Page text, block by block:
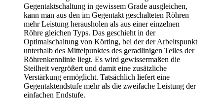
Gegentaktschaltung in gewissem Grade ausgleichen,
kann man aus den im Gegentakt geschalteten Röhren
mehr Leistung herausholen als aus einer einzelnen
Röhre gleichen Typs. Das geschieht in der
Optimalschaltung von Körting, bei der der Arbeitspunkt
unterhalb des Mittelpunktes des geradlinigen Teiles der
Röhrenkennlinie liegt. Es wird gewissermaßen die
Steilheit vergrößert und damit eine zusätzliche
Verstärkung ermöglicht. Tatsächlich liefert eine
Gegentaktendstufe mehr als die zweifache Leistung der
einfachen Endstufe.